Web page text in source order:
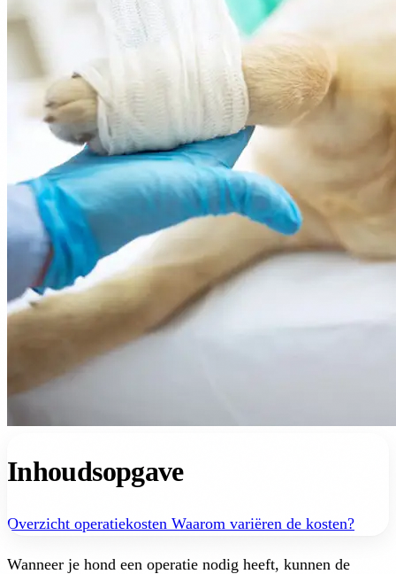
Inhoudsopgave
Overzicht operatiekosten Waarom variëren de kosten?
Wanneer je hond een operatie nodig heeft, kunnen de